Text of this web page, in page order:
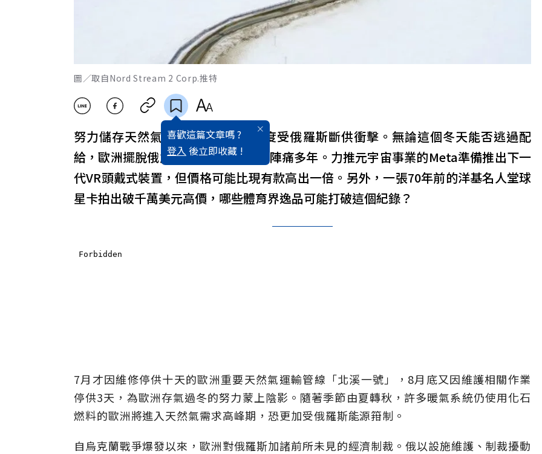
圖／取自Nord Stream 2 Corp.推特
喜歡這篇文章嗎 ?
登入 後立即收藏 !
努力儲存天然氣以過冬的歐洲，再度受俄羅斯斷供衝擊。無論這個冬天能否逃過配
給，歐洲擺脫俄能源的過程預計還將陣痛多年。力推元宇宙事業的Meta準備推出下一
代VR頭戴式裝置，但價格可能比現有款高出一倍。另外，一張70年前的洋基名人堂球
星卡拍出破千萬美元高價，哪些體育界逸品可能打破這個紀錄？
7月才因維修停供十天的歐洲重要天然氣運輸管線「北溪一號」，8月底又因維護相關作業
停供3天，為歐洲存氣過冬的努力蒙上陰影。隨著季節由夏轉秋，許多暖氣系統仍使用化石
燃料的歐洲將進入天然氣需求高峰期，恐更加受俄羅斯能源箝制。
自烏克蘭戰爭爆發以來，歐洲對俄羅斯加諸前所未見的經濟制裁。俄以設施維護、制裁擾動